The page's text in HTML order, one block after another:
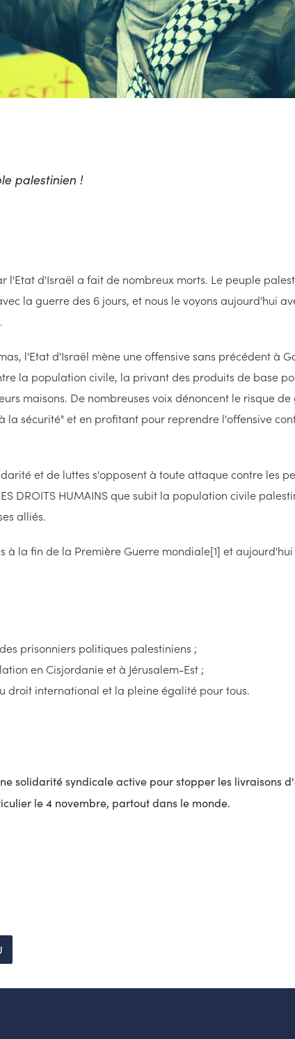
palestinien !
d'Israël a fait de nombreux morts. Le peuple
la guerre des 6 jours, et nous le voyons aujourd'hui
l'Etat d'Israël mène une offensive sans précédent à
la population civile, la privant des produits de base
maisons. De nombreuses voix dénoncent le risque
sécurité" et en profitant pour reprendre l'offensive
et de luttes s'opposent à toute attaque contre les
DROITS HUMAINS que subit la population civile
alliés.
à la fin de la Première Guerre mondiale[1] et
prisonniers politiques palestiniens ;
en Cisjordanie et à Jérusalem-Est ;
droit international et la pleine égalité pour tous.
solidarité syndicale active pour stopper les livraisons
le 4 novembre, partout dans le monde.